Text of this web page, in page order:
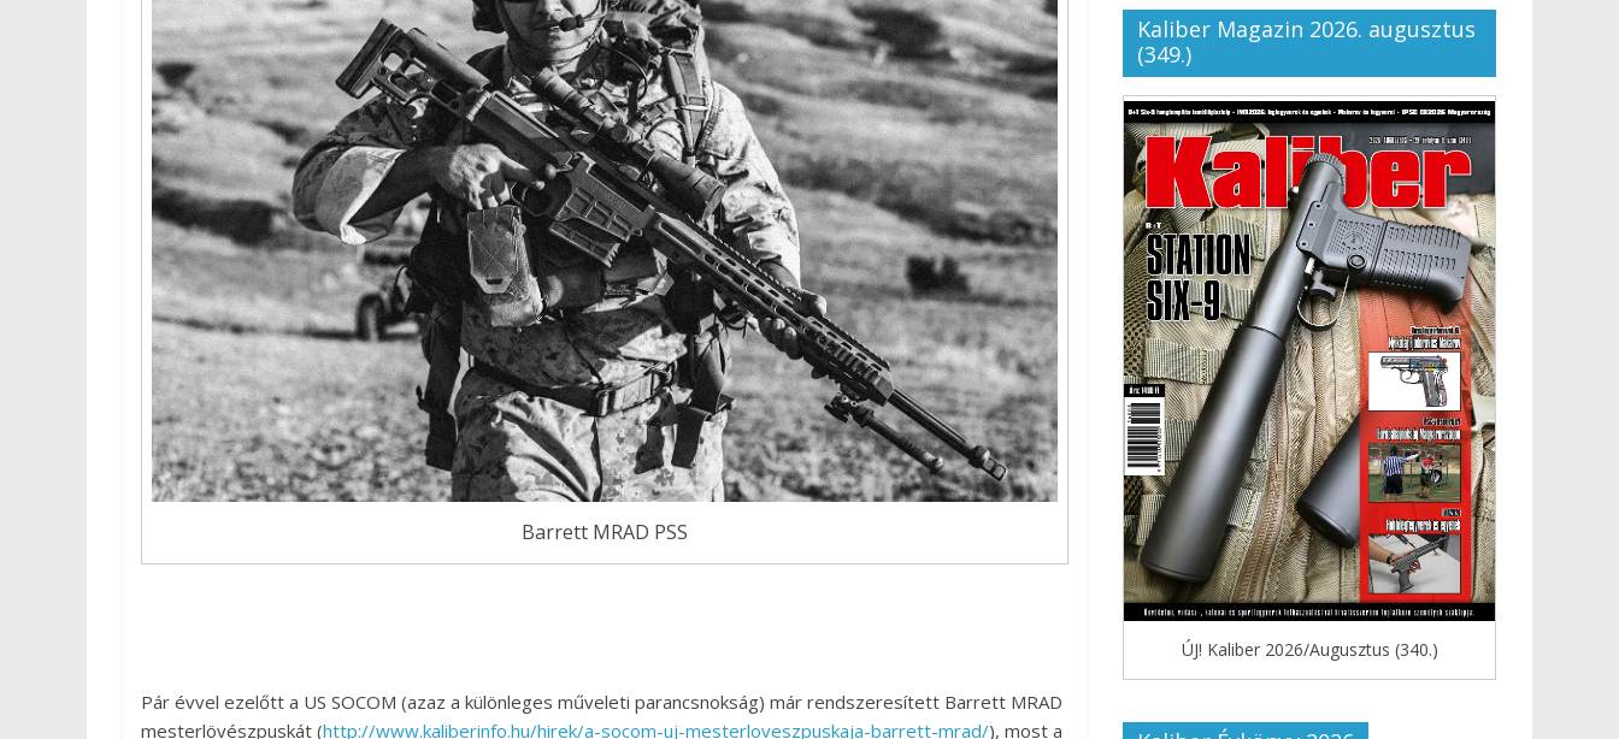
Barrett MRAD PSS
Pár évvel ezelőtt a US SOCOM (azaz a különleges műveleti parancsnokság) már rendszeresített Barrett MRAD
mesterlövészpuskát (http://www.kaliberinfo.hu/hirek/a-socom-uj-mesterloveszpuskaja-barrett-mrad/), most a
Kaliber Magazin 2026. augusztus
(349.)
ÚJ! Kaliber 2026/Augusztus (340.)